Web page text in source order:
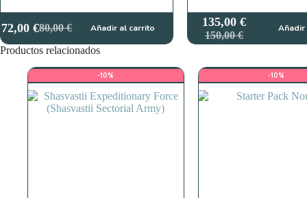
80,00€
El
precio
80,00 €.
72,00€El
precio
72,00 €.
Añadir al carrito
150,00€
El
precio
150,00 €.
135,00€
El
precio
135,00 €.
Añadir
Productos relacionados
-10% -10%